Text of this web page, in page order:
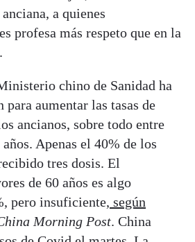
a quienes
profesa más respeto que en la
chino de Sanidad ha
para aumentar las tasas de
ancianos, sobre todo entre
Apenas el 40% de los
tres dosis. El
de 60 años es algo
pero insuficiente, según
Morning Post. China